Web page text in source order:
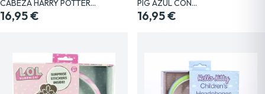
CABEZA HARRY POTTER…
16,95 €
PIG AZUL CON…
16,95 €